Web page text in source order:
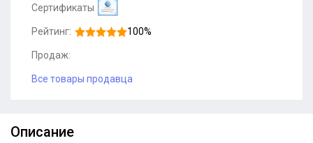
Сертификаты
Рейтинг: 100%
Продаж:
Все товары продавца
Описание